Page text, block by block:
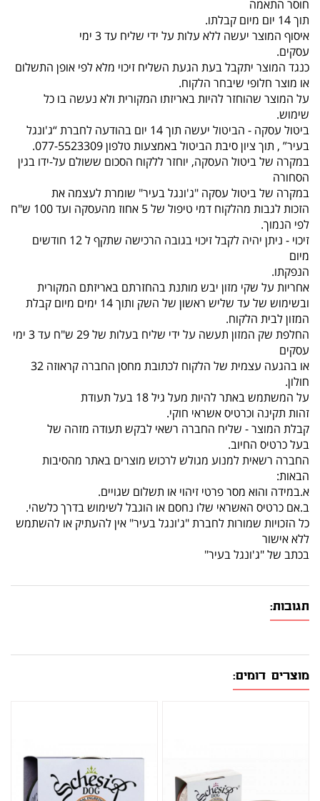
חוסר התאמה
תוך 14 יום מיום קבלתו.
איסוף המוצר יעשה ללא עלות על ידי שליח עד 3 ימי
עסקים.
כנגד המוצר יתקבל בעת הגעת השליח זיכוי מלא לפי אופן התשלום
או מוצר חלופי שיבחר הלקוח.
על המוצר שהוחזר להיות באריזתו המקורית ולא נעשה בו כל
שימוש.
ביטול עסקה - הביטול יעשה תוך 14 יום בהודעה לחברת “ג'ונגל
בעיר” , תוך ציון סיבת הביטול באמצעות טלפון 077-5523309.
במקרה של ביטול העסקה, יוחזר ללקוח הסכום ששולם על-ידו בגין
הסחורה
במקרה של ביטול עסקה "ג'ונגל בעיר" שומרת לעצמה את
הזכות לגבות מהלקוח דמי טיפול של 5 אחוז מהעסקה ועד 100 ש"ח
לפי הנמוך.
זיכוי - ניתן יהיה לקבל זיכוי בגובה הרכישה שתקף ל 12 חודשים
מיום
הנפקתו.
אחריות על שקי מזון יבש מותנת בהחזרתם באריזתם המקורית
ובשימוש של עד שליש ראשון של השק ותוך 14 ימים מיום קבלת
המזון לבית הלקוח.
החלפת שק המזון תעשה על ידי שליח בעלות של 29 ש"ח עד 3 ימי
עסקים
או בהגעה עצמית של הלקוח לכתובת מחסן החברה קראוזה 32
חולון.
על המשתמש באתר להיות מעל גיל 18 בעל תעודת
זהות תקינה וכרטיס אשראי חוקי.
קבלת המוצר - שליח החברה רשאי לבקש תעודה מזהה של
בעל כרטיס החיוב.
החברה רשאית למנוע מגולש לרכוש מוצרים באתר מהסיבות
הבאות:
א.במידה והוא מסר פרטי זיהוי או תשלום שגויים.
ב.אם כרטיס האשראי שלו נחסם או הוגבל לשימוש בדרך כלשהי.
כל הזכויות שמורות לחברת "ג'ונגל בעיר" אין להעתיק או להשתמש
ללא אישור
בכתב של "ג'ונגל בעיר"
תגובות:
מוצרים דומים: